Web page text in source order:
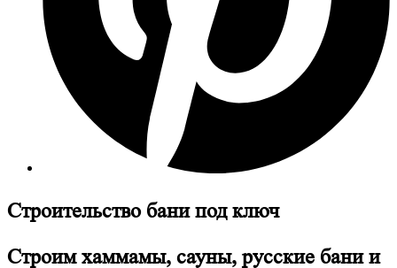
Строительство бани под ключ
Строим хаммамы, сауны, русские бани и